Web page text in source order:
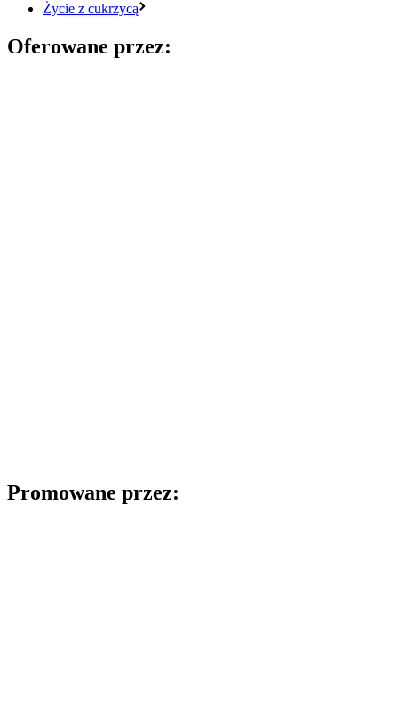
Życie z cukrzycą
Oferowane przez:
Promowane przez: